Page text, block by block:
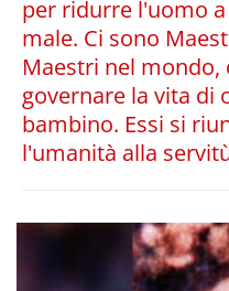
per ridurre l'uomo
male. Ci sono
Maestri nel mondo,
governare la vita di
bambino. Essi si
l'umanità alla